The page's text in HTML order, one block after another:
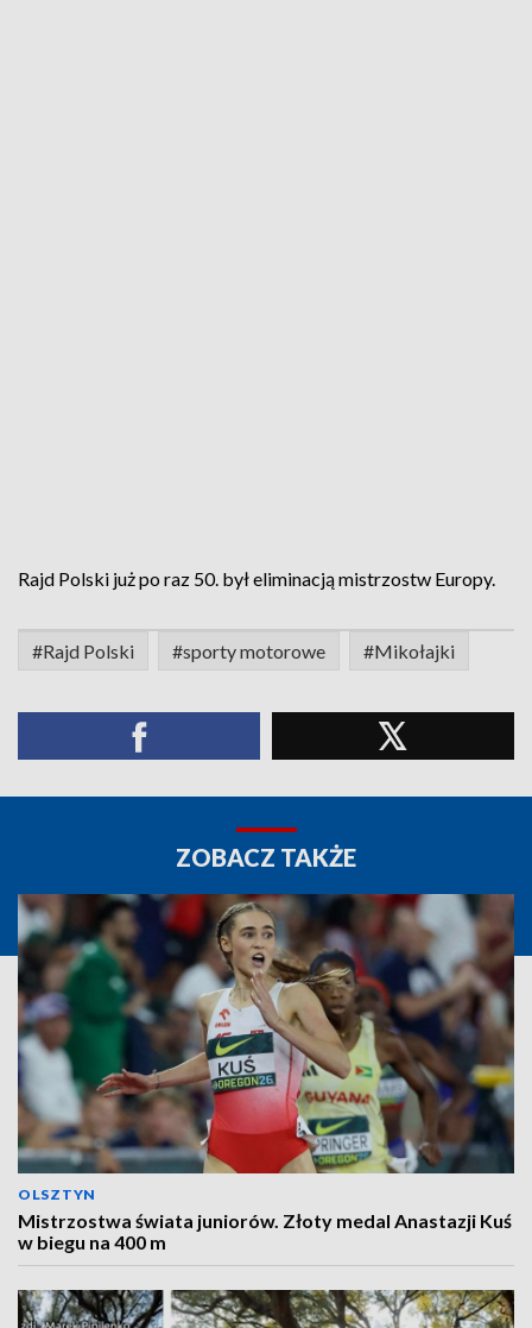
Rajd Polski już po raz 50. był eliminacją mistrzostw Europy.
#Rajd Polski #sporty motorowe #Mikołajki
ZOBACZ TAKŻE
OLSZTYN
Mistrzostwa świata juniorów. Złoty medal Anastazji Kuś
w biegu na 400 m